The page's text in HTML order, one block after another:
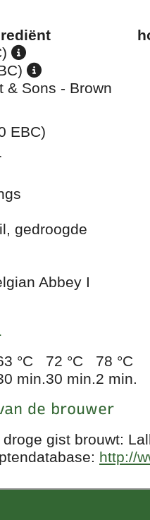
& Sons - Brown
EBC)
gedroogde
Abbey I
°C 72 °C
78 °C
min.30 min.2 min.
de brouwer
gist brouwt:
http://